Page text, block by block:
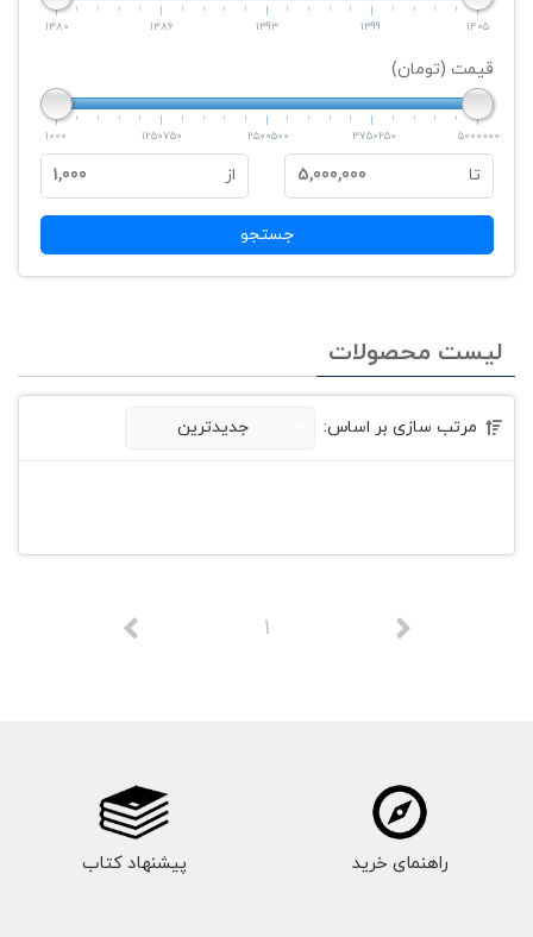
1380 1386 1393 1399 1405
قیمت (تومان)
1000 1250750 2500500 3750250 5000000
تا 5,000,000 از 1,000
جستجو
لیست محصولات
مرتب سازی بر اساس: جدیدترین
1
راهنمای خرید پیشنهاد کتاب